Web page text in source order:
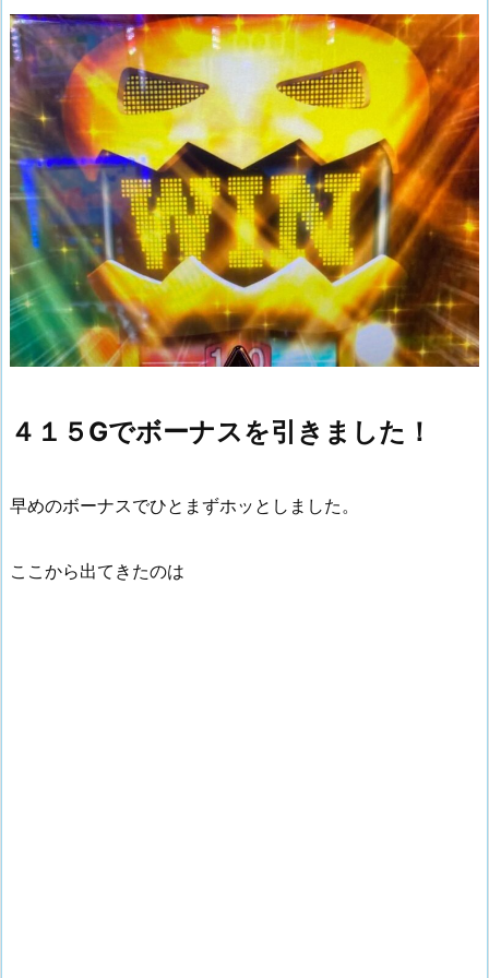
４１５Gでボーナスを引きました！
早めのボーナスでひとまずホッとしました。
ここから出てきたのは